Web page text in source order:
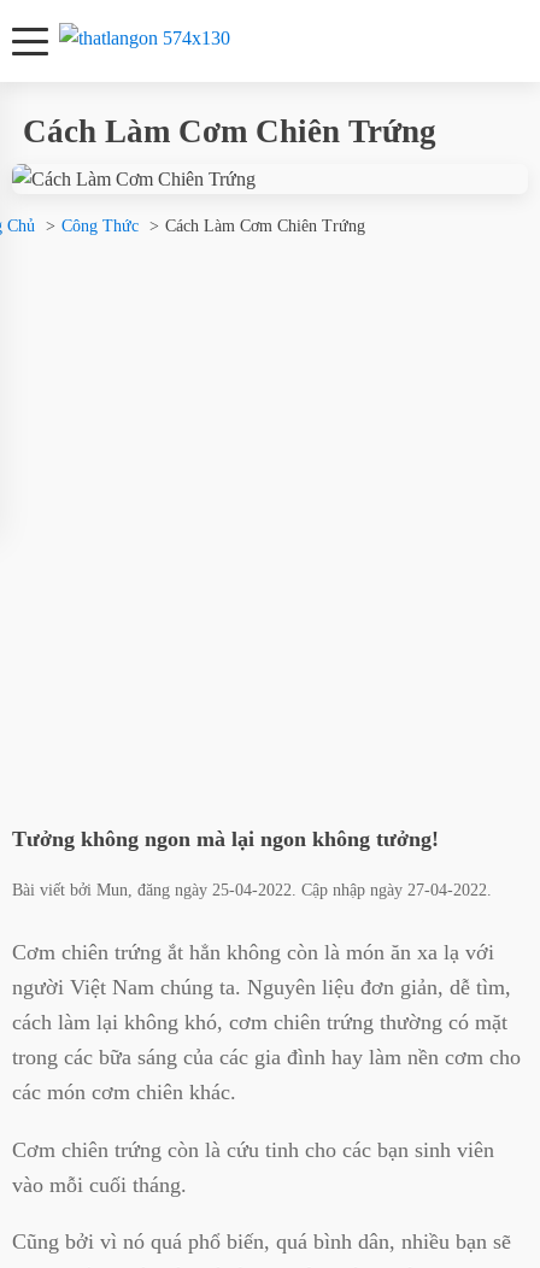
Cách Làm Cơm Chiên Trứng
Chủ Công Thức Cách Làm Cơm Chiên Trứng
Tưởng không ngon mà lại ngon không tưởng!
Bài viết bởi Mun, đăng ngày 25-04-2022. Cập nhập ngày 27-04-2022.
Cơm chiên trứng ắt hẳn không còn là món ăn xa lạ với
người Việt Nam chúng ta. Nguyên liệu đơn giản, dễ tìm,
cách làm lại không khó, cơm chiên trứng thường có mặt
trong các bữa sáng của các gia đình hay làm nền cơm cho
các món cơm chiên khác.
Cơm chiên trứng còn là cứu tinh cho các bạn sinh viên
vào mỗi cuối tháng.
Cũng bởi vì nó quá phổ biến, quá bình dân, nhiều bạn sẽ